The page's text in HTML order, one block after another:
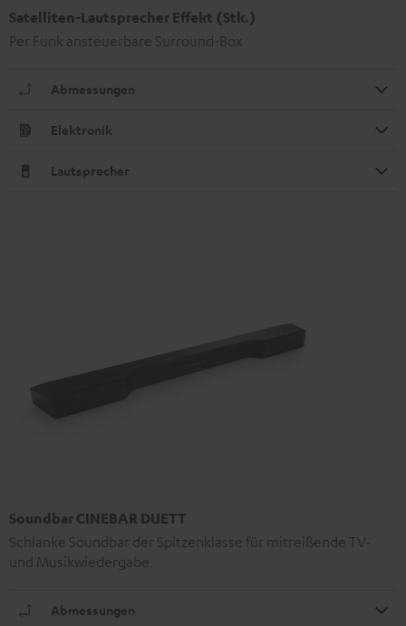
Satelliten-Lautsprecher Effekt (Stk.)
Per Funk ansteuerbare Surround-Box
Abmessungen
Elektronik
Lautsprecher
Soundbar CINEBAR DUETT
Schlanke Soundbar der Spitzenklasse für mitreißende TV-
und Musikwiedergabe
Abmessungen